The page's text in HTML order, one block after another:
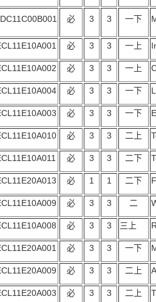
必 3 3 一下
必 3 3 一上
必 3 3 一上
必 3 3 一下
必 3 3 一下
必 3 3 二上
必 3 3 二下
必 1 1 二下
必 3 3 二
必 3 3 三上
必 3 3 一下
必 3 3 二上
必 3 3 二上